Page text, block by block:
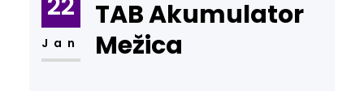
Jan
TAB Akumulator
Mežica